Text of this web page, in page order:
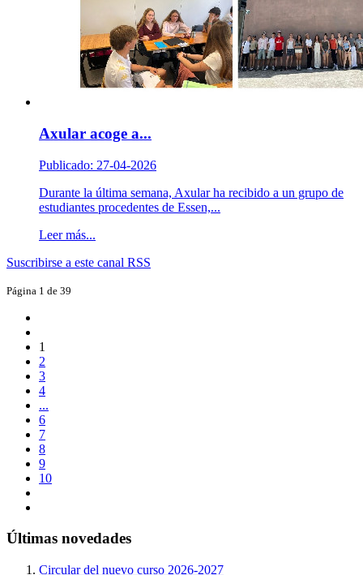
Axular acoge a...
Publicado: 27-04-2026
Durante la última semana, Axular ha recibido a un grupo de
estudiantes procedentes de Essen,...
Leer más...
Suscribirse a este canal RSS
Página 1 de 39
1
2
3
4
...
6
7
8
9
10
Últimas novedades
Circular del nuevo curso 2026-2027